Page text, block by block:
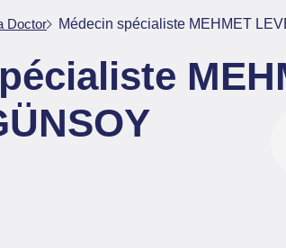
Doctor Médecin spécialiste MEHMET